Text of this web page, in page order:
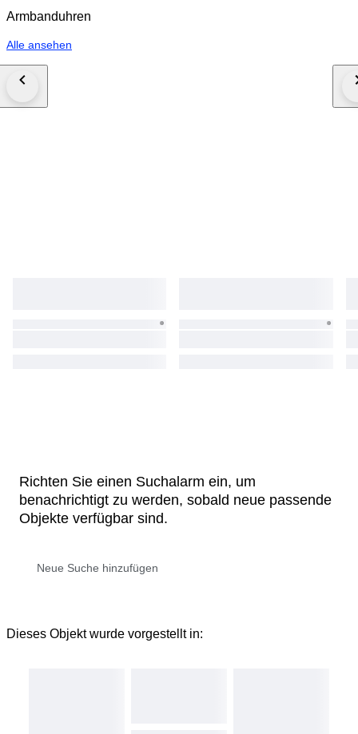
Armbanduhren
Alle ansehen
Richten Sie einen Suchalarm ein, um
benachrichtigt zu werden, sobald neue passende
Objekte verfügbar sind.
Dieses Objekt wurde vorgestellt in: